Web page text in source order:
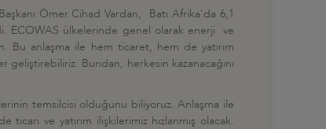
Ömer Cihad Vardan, Batı Afrika'da 6,1
ECOWAS ülkelerinde genel olarak enerji ve
Bu anlaşma ile hem ticaret, hem de yatırım
Bundan, herkesin kazanacağını
temsilcisi olduğunu biliyoruz. Anlaşma ile
ve yatırım ilişkilerimiz hızlanmış olacak.